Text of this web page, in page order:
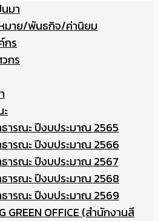
มา
มาย/พันธกิจ/ค่านิยม
กร
กร
ารณะ ปีงบประมาณ 2565
ารณะ ปีงบประมาณ 2566
ารณะ ปีงบประมาณ 2567
ารณะ ปีงบประมาณ 2568
ารณะ ปีงบประมาณ 2569
GREEN OFFICE (สำนักงานสี